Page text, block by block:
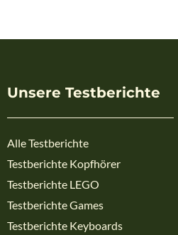
Unsere Testberichte
Alle Testberichte
Testberichte Kopfhörer
Testberichte LEGO
Testberichte Games
Testberichte Keyboards